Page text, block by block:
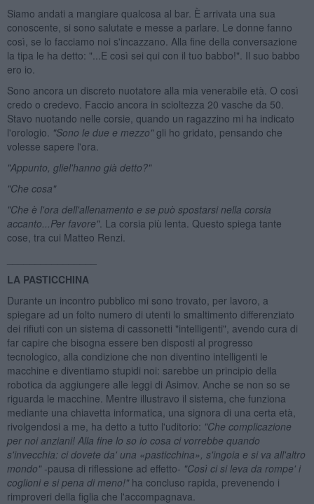
Siamo andati a mangiare qualcosa al bar. È arrivata una sua
conoscente, si sono salutate e messe a parlare. Le donne fanno
così, se lo facciamo noi s'incazzano. Alla fine della conversazione
la tipa le ha detto: "...E così sei qui con il tuo babbo!". Il suo babbo
ero io.
Sono ancora un discreto nuotatore alla mia venerabile età. O così
credo o credevo. Faccio ancora in scioltezza 20 vasche da 50.
Stavo nuotando nelle corsie, quando un ragazzino mi ha indicato
l'orologio. "Sono le due e mezzo"gli ho gridato, pensando che
volesse sapere l'ora.
"Appunto, gliel'hanno già detto?"
"Che cosa"
"Che è l'ora dell'allenamento e se può spostarsi nella corsia
accanto...Per favore". La corsia più lenta. Questo spiega tante
cose, tra cui Matteo Renzi.
LA PASTICCHINA
Durante un incontro pubblico mi sono trovato, per lavoro, a
spiegare ad un folto numero di utenti lo smaltimento differenziato
dei rifiuti con un sistema di cassonetti "intelligenti", avendo cura di
far capire che bisogna essere ben disposti al progresso
tecnologico, alla condizione che non diventino intelligenti le
macchine e diventiamo stupidi noi: sarebbe un principio della
robotica da aggiungere alle leggi di Asimov. Anche se non so se
riguarda le macchine. Mentre illustravo il sistema, che funziona
mediante una chiavetta informatica, una signora di una certa età,
rivolgendosi a me, ha detto a tutto l'uditorio: "Che complicazione
per noi anziani! Alla fine lo so io cosa ci vorrebbe quando
s'invecchia: ci dovete da' una «pasticchina», s'ingoia e si va all'altro
mondo"-pausa di riflessione ad effetto- "Così ci si leva da rompe' i
coglioni e si pena di meno!"ha concluso rapida, prevenendo i
rimproveri della figlia che l'accompagnava.